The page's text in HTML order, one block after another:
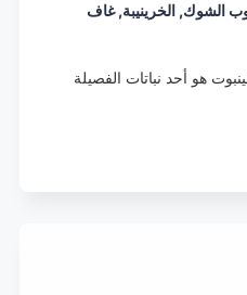
الشوك, الخرينيبة, غاف
هو أحد نباتات الفصيلة